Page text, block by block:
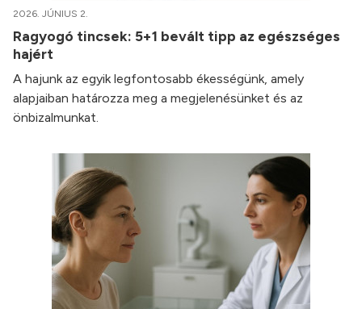
2026. JÚNIUS 2.
Ragyogó tincsek: 5+1 bevált tipp az egészséges
hajért
A hajunk az egyik legfontosabb ékességünk, amely
alapjaiban határozza meg a megjelenésünket és az
önbizalmunkat.